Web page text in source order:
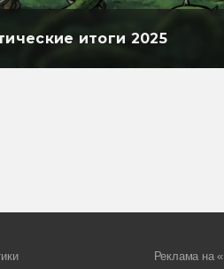
итоги 2025
Реклама на